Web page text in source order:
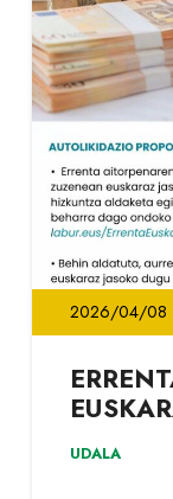
2026/04/08
UDALA